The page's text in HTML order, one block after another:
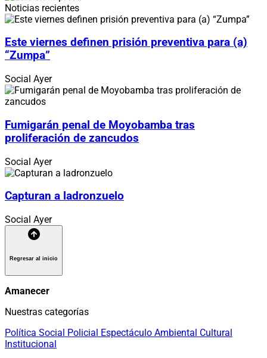
Noticias recientes
Este viernes definen prisión preventiva para (a)
“Zumpa”
Social Ayer
Fumigarán penal de Moyobamba tras
proliferación de zancudos
Social Ayer
Capturan a ladronzuelo
Social Ayer
Regresar al inicio
Amanecer
Nuestras categorías
Política Social Policial Espectáculo Ambiental Cultural
Institucional